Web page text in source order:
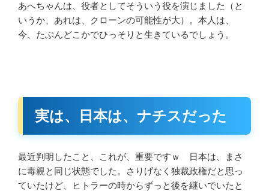
あへちゃんは、役者としてそういう役を演じました（と
いうか、あれは、クローンの可能性が大）。本人は、
今、たぶんどこかでひっそりと生きているでしょう。
実は、日本は、ナチスだった
最近判明したこと、これが、重要ですｗ 日本は、まさ
に毒親と同じ状態でした。さりげなく独裁政権だと思っ
ていたけど、ヒトラーの時からずっと後を継いでいたと